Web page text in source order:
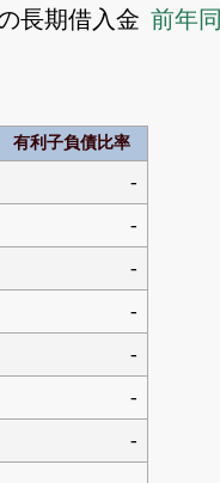
長期借入金 前年同
有利子負債比率
-
-
-
-
-
-
-